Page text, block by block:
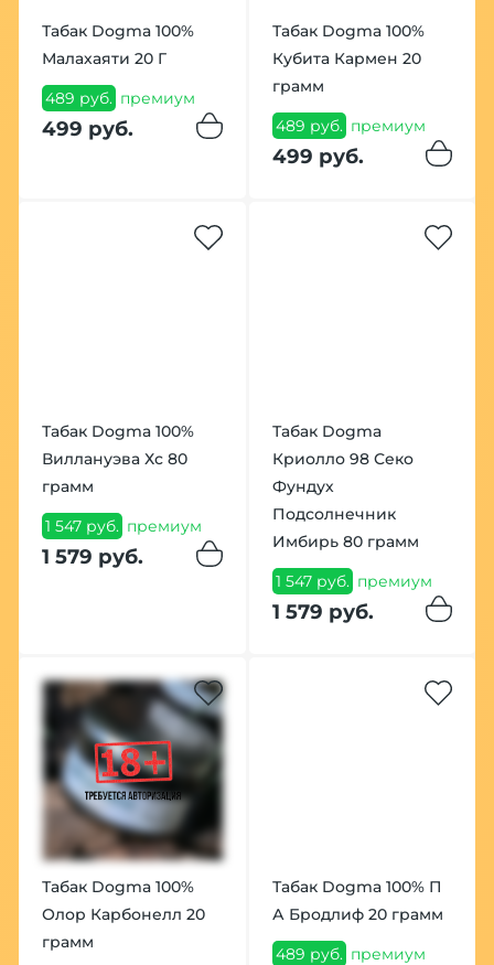
Табак Dogma 100%
Малахаяти 20 Г
489 руб. премиум
499 руб.
Табак Dogma 100%
Кубита Кармен 20
грамм
489 руб. премиум
499 руб.
Табак Dogma 100%
Виллануэва Хс 80
грамм
1 547 руб. премиум
1 579 руб.
Табак Dogma
Криолло 98 Секо
Фундух
Подсолнечник
Имбирь 80 грамм
1 547 руб. премиум
1 579 руб.
Табак Dogma 100%
Олор Карбонелл 20
грамм
Табак Dogma 100% П
А Бродлиф 20 грамм
489 руб. премиум